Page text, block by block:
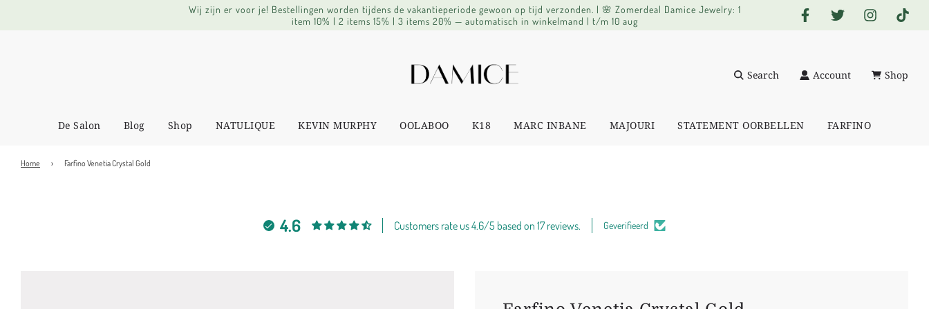
Wij zijn er voor je! Bestellingen worden tijdens de vakantieperiode gewoon op tijd verzonden. | 🌸 Zomerdeal Damice Jewelry: 1
item 10% | 2 items 15% | 3 items 20% — automatisch in winkelmand | t/m 10 aug
Search Account Shop
De Salon Blog Shop NATULIQUE KEVIN MURPHY OOLABOO K18 MARC INBANE MAJOURI STATEMENT OORBELLEN FARFINO
Home › Farfino Venetia Crystal Gold
4.6 Customers rate us 4.6/5 based on 17 reviews. Geverifieerd